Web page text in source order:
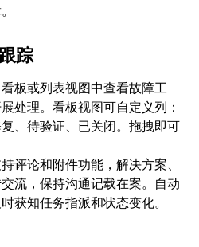
踪
看板或列表视图中查看故障工
处理。看板视图可自定义列：
、待验证、已关闭。拖拽即可
评论和附件功能，解决方案、
流，保持沟通记载在案。自动
获知任务指派和状态变化。